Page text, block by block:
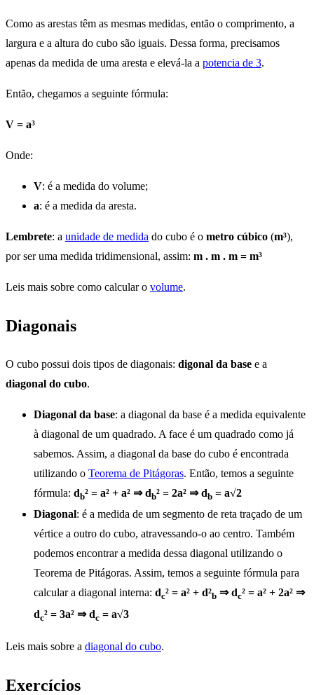
Como as arestas têm as mesmas medidas, então o comprimento, a
largura e a altura do cubo são iguais. Dessa forma, precisamos
apenas da medida de uma aresta e elevá-la a potencia de 3.
Então, chegamos a seguinte fórmula:
V = a³
Onde:
V: é a medida do volume;
a: é a medida da aresta.
Lembrete: a unidade de medida do cubo é o metro cúbico (m³),
por ser uma medida tridimensional, assim: m . m . m = m³
Leis mais sobre como calcular o volume.
Diagonais
O cubo possui dois tipos de diagonais: digonal da base e a
diagonal do cubo.
Diagonal da base: a diagonal da base é a medida equivalente
à diagonal de um quadrado. A face é um quadrado como já
sabemos. Assim, a diagonal da base do cubo é encontrada
utilizando o Teorema de Pitágoras. Então, temos a seguinte
fórmula: db² = a² + a² ⇒ db² = 2a² ⇒ db = a√2
Diagonal: é a medida de um segmento de reta traçado de um
vértice a outro do cubo, atravessando-o ao centro. Também
podemos encontrar a medida dessa diagonal utilizando o
Teorema de Pitágoras. Assim, temos a seguinte fórmula para
calcular a diagonal interna: dc² = a² + d²b ⇒ dc² = a² + 2a² ⇒
dc² = 3a² ⇒ dc = a√3
Leis mais sobre a diagonal do cubo.
Exercícios